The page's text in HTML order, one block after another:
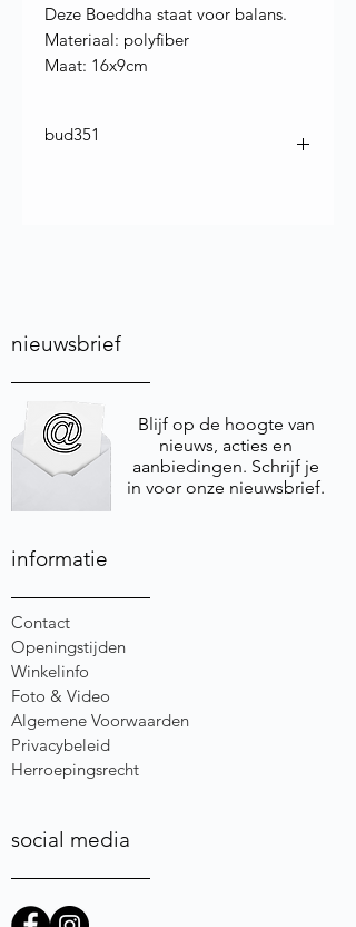
Deze Boeddha staat voor balans.
Materiaal: polyfiber
Maat: 16x9cm
bud351
nieuwsbrief
Blijf op de hoogte van
nieuws, acties en
aanbiedingen. Schrijf je
in voor onze nieuwsbrief.
informatie
Contact
Openingstijden
Winkelinfo
Foto & Video
Algemene Voorwaarden
Privacybeleid
Herroepingsrecht
social media